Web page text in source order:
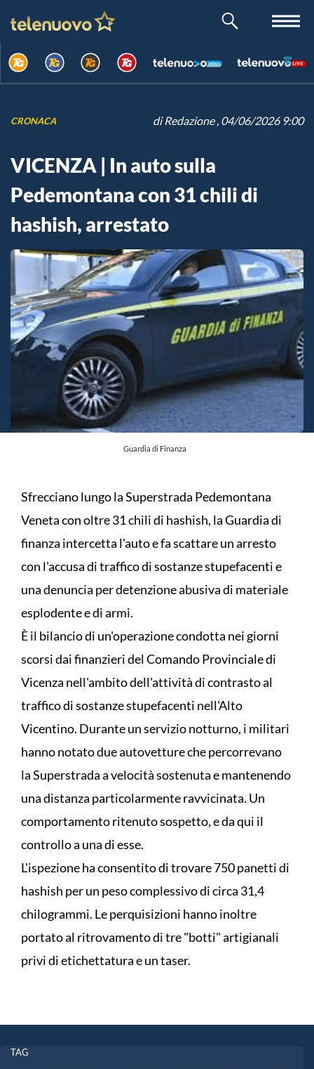
CRONACA diRedazione, 04/06/2026 9:00
VICENZA | In auto sulla
Pedemontana con 31 chili di
hashish, arrestato
Guardia di Finanza
Sfrecciano lungo la Superstrada Pedemontana
Veneta con oltre 31 chili di hashish, la Guardia di
finanza intercetta l'auto e fa scattare un arresto
con l'accusa di traffico di sostanze stupefacenti e
una denuncia per detenzione abusiva di materiale
esplodente e di armi.
È il bilancio di un'operazione condotta nei giorni
scorsi dai finanzieri del Comando Provinciale di
Vicenza nell'ambito dell'attività di contrasto al
traffico di sostanze stupefacenti nell'Alto
Vicentino. Durante un servizio notturno, i militari
hanno notato due autovetture che percorrevano
la Superstrada a velocità sostenuta e mantenendo
una distanza particolarmente ravvicinata. Un
comportamento ritenuto sospetto, e da qui il
controllo a una di esse.
L'ispezione ha consentito di trovare 750 panetti di
hashish per un peso complessivo di circa 31,4
chilogrammi. Le perquisizioni hanno inoltre
portato al ritrovamento di tre "botti" artigianali
privi di etichettatura e un taser.
TAG